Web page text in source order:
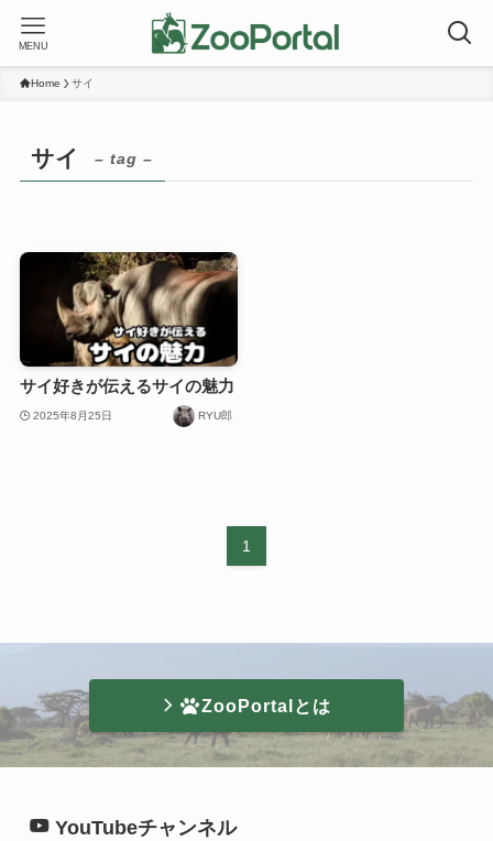
MENU
Home サイ
サイ – tag –
サイ好きが伝えるサイの魅力
2025年8月25日 RYU郎
1
ZooPortalとは
YouTubeチャンネル